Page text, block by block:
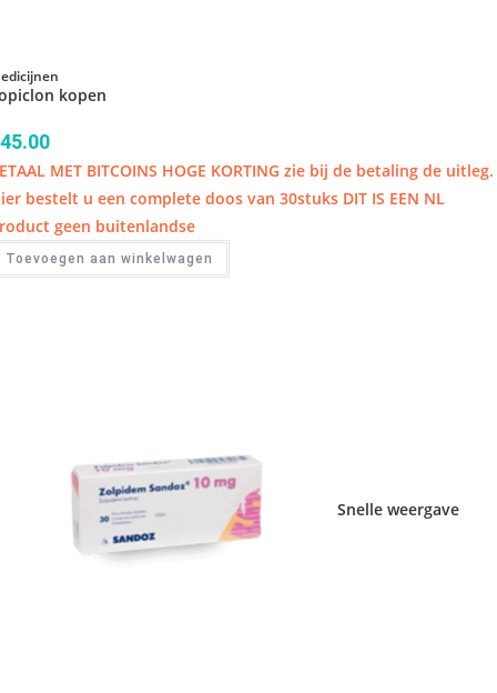
kopen
45.00
MET BITCOINS HOGE KORTING zie bij de betaling de uitleg.
bestelt u een complete doos van 30stuks DIT IS EEN NL
geen buitenlandse
Toevoegen aan winkelwagen
Snelle weergave